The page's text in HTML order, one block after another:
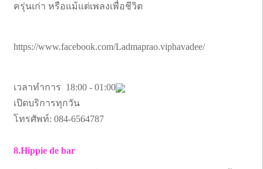
ครุ่นเก่า หรือแม้แต่เพลงเพื่อชีวิต
https://www.facebook.com/Ladmaprao.viphavadee/
เวลาทำการ 18:00 - 01:00
เปิดบริการทุกวัน
โทรศัพท์: 084-6564787
8.Hippie de bar